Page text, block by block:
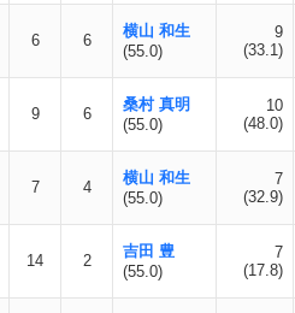
6 6
横山 和生
(55.0)
9
(33.1)
9 6
桑村 真明
(55.0)
10
(48.0)
7 4
横山 和生
(55.0)
7
(32.9)
14 2
吉田 豊
(55.0)
7
(17.8)